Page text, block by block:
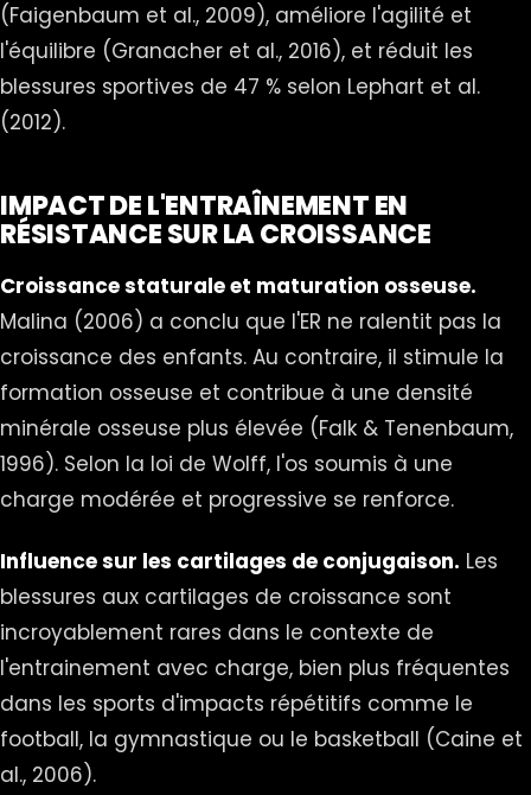
(Faigenbaum et al., 2009), améliore l'agilité et
l'équilibre (Granacher et al., 2016), et réduit les
blessures sportives de 47 % selon Lephart et al.
(2012).
IMPACT DE L'ENTRAÎNEMENT EN
RÉSISTANCE SUR LA CROISSANCE
Croissance staturale et maturation osseuse.
Malina (2006) a conclu que l'ER ne ralentit pas la
croissance des enfants. Au contraire, il stimule la
formation osseuse et contribue à une densité
minérale osseuse plus élevée (Falk & Tenenbaum,
1996). Selon la loi de Wolff, l'os soumis à une
charge modérée et progressive se renforce.
Influence sur les cartilages de conjugaison. Les
blessures aux cartilages de croissance sont
incroyablement rares dans le contexte de
l'entrainement avec charge, bien plus fréquentes
dans les sports d'impacts répétitifs comme le
football, la gymnastique ou le basketball (Caine et
al., 2006).